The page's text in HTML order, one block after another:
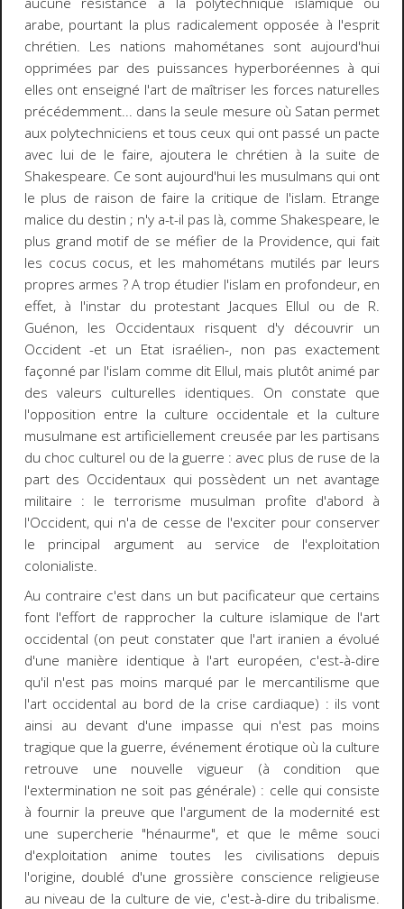
arabe, pourtant la plus radicalement opposée à l'esprit
chrétien. Les nations mahométanes sont aujourd'hui
opprimées par des puissances hyperboréennes à qui
elles ont enseigné l'art de maîtriser les forces naturelles
précédemment... dans la seule mesure où Satan permet
aux polytechniciens et tous ceux qui ont passé un pacte
avec lui de le faire, ajoutera le chrétien à la suite de
Shakespeare. Ce sont aujourd'hui les musulmans qui ont
le plus de raison de faire la critique de l'islam. Etrange
malice du destin ; n'y a-t-il pas là, comme Shakespeare, le
plus grand motif de se méfier de la Providence, qui fait
les cocus cocus, et les mahométans mutilés par leurs
propres armes ? A trop étudier l'islam en profondeur, en
effet, à l'instar du protestant Jacques Ellul ou de R.
Guénon, les Occidentaux risquent d'y découvrir un
Occident -et un Etat israélien-, non pas exactement
façonné par l'islam comme dit Ellul, mais plutôt animé par
des valeurs culturelles identiques. On constate que
l'opposition entre la culture occidentale et la culture
musulmane est artificiellement creusée par les partisans
du choc culturel ou de la guerre : avec plus de ruse de la
part des Occidentaux qui possèdent un net avantage
militaire : le terrorisme musulman profite d'abord à
l'Occident, qui n'a de cesse de l'exciter pour conserver
le principal argument au service de l'exploitation
colonialiste.
Au contraire c'est dans un but pacificateur que certains
font l'effort de rapprocher la culture islamique de l'art
occidental (on peut constater que l'art iranien a évolué
d'une manière identique à l'art européen, c'est-à-dire
qu'il n'est pas moins marqué par le mercantilisme que
l'art occidental au bord de la crise cardiaque) : ils vont
ainsi au devant d'une impasse qui n'est pas moins
tragique que la guerre, événement érotique où la culture
retrouve une nouvelle vigueur (à condition que
l'extermination ne soit pas générale) : celle qui consiste
à fournir la preuve que l'argument de la modernité est
une supercherie "hénaurme", et que le même souci
d'exploitation anime toutes les civilisations depuis
l'origine, doublé d'une grossière conscience religieuse
au niveau de la culture de vie, c'est-à-dire du tribalisme.